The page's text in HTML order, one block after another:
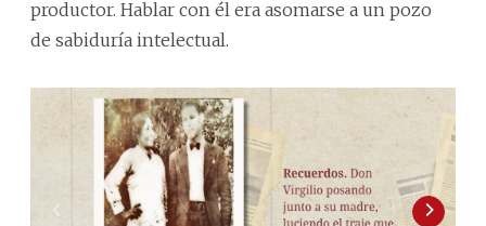
productor. Hablar con él era asomarse a un pozo
de sabiduría intelectual.